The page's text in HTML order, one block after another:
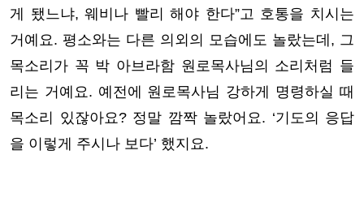
게 됐느냐, 웨비나 빨리 해야 한다”고 호통을 치시는
거예요. 평소와는 다른 의외의 모습에도 놀랐는데, 그
목소리가 꼭 박 아브라함 원로목사님의 소리처럼 들
리는 거예요. 예전에 원로목사님 강하게 명령하실 때
목소리 있잖아요? 정말 깜짝 놀랐어요. ‘기도의 응답
을 이렇게 주시나 보다’ 했지요.